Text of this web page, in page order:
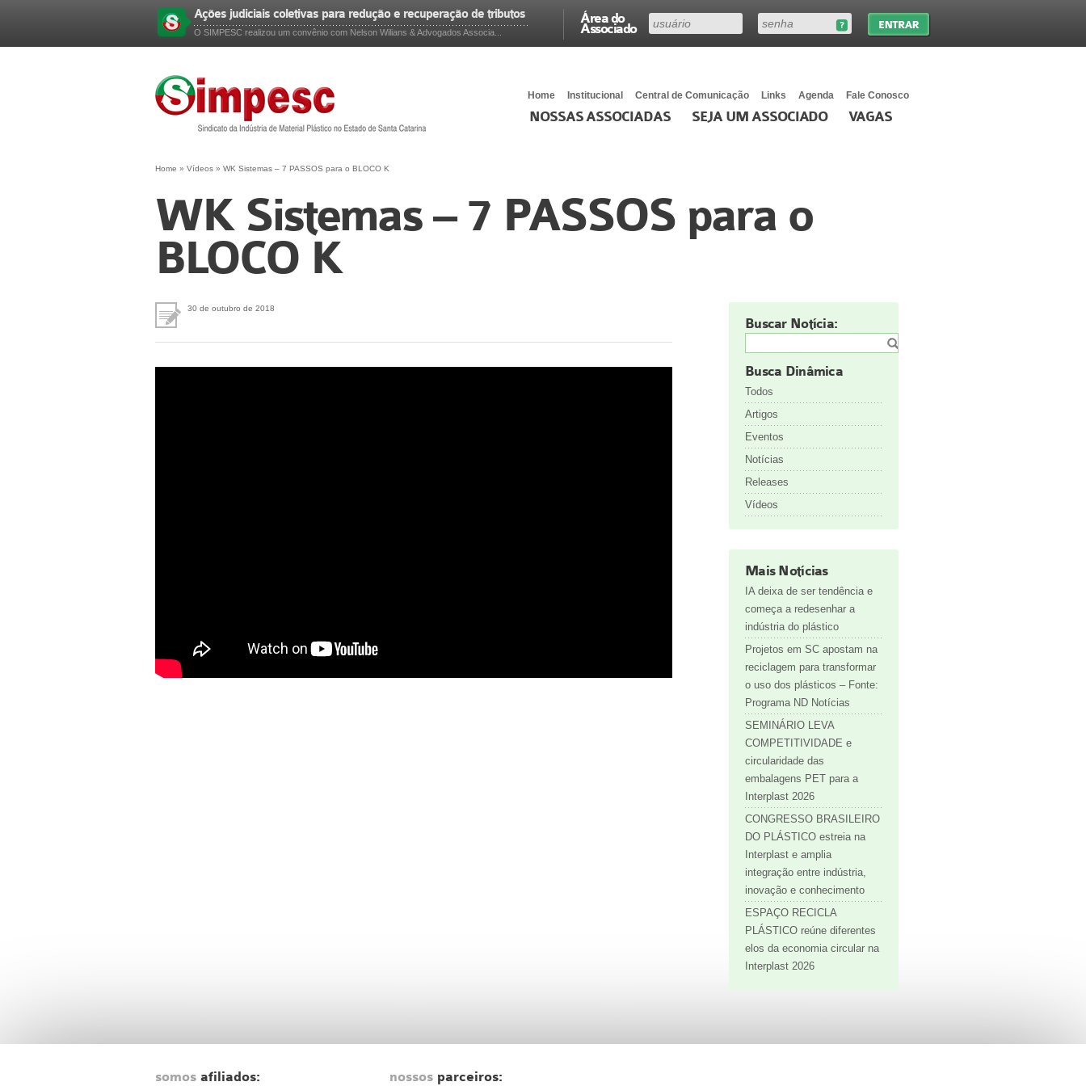
Área do
Associado
Ações judiciais coletivas para redução e recuperação de tributos
O SIMPESC realizou um convênio com Nelson Wilians & Advogados Associa...
Home Institucional Central de Comunicação Links Agenda Fale Conosco
NOSSAS ASSOCIADAS SEJA UM ASSOCIADO VAGAS
Home » Vídeos » WK Sistemas – 7 PASSOS para o BLOCO K
WK Sistemas – 7 PASSOS para o
BLOCO K
30 de outubro de 2018
Buscar Notícia:
Busca Dinâmica
Todos
Artigos
Eventos
Notícias
Releases
Vídeos
Mais Notícias
IA deixa de ser tendência e
começa a redesenhar a
indústria do plástico
Projetos em SC apostam na
reciclagem para transformar
o uso dos plásticos – Fonte:
Programa ND Notícias
SEMINÁRIO LEVA
COMPETITIVIDADE e
circularidade das
embalagens PET para a
Interplast 2026
CONGRESSO BRASILEIRO
DO PLÁSTICO estreia na
Interplast e amplia
integração entre indústria,
inovação e conhecimento
ESPAÇO RECICLA
PLÁSTICO reúne diferentes
elos da economia circular na
Interplast 2026
somos afiliados: nossos parceiros: